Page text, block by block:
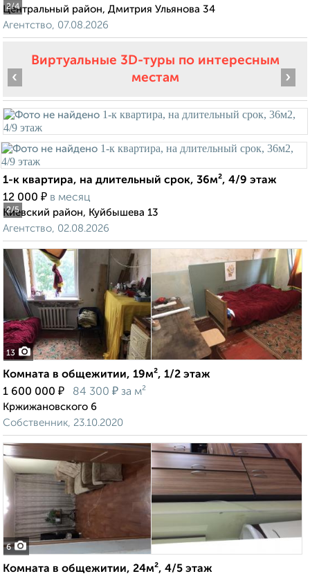
2/4
Центральный район, Дмитрия Ульянова 34
Агентство, 07.08.2026
Виртуальные 3D-туры по интересным
местам
2/5
‹ ›
1-к квартира, на длительный срок, 36м², 4/9 этаж
12 000 ₽ в месяц
Киевский район, Куйбышева 13
Агентство, 02.08.2026
13
Комната в общежитии, 19м², 1/2 этаж
1 600 000 ₽ 84 300 ₽ за м²
Кржижановского 6
Собственник, 23.10.2020
6
Комната в общежитии, 24м², 4/5 этаж